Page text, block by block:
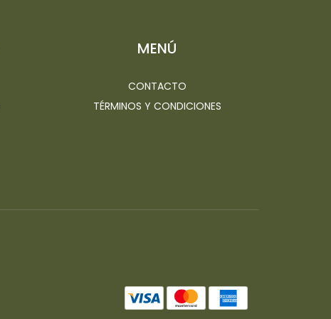
MENÚ
CONTACTO
TÉRMINOS Y CONDICIONES